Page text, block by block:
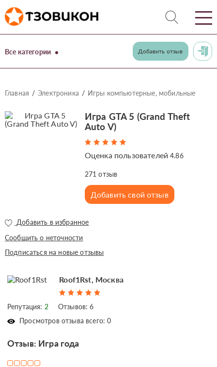
Все категории Добавить отзыв
Главная Электроника Игры компьютерные, мобильные
Игра GTA 5 (Grand Theft
Auto V)
Оценка пользователей4.86
271 отзыв
Добавить свой отзыв
Добавить в избранное
Сообщить о неточности
Подписаться на новые отзывы
Roof1Rst, Москва
Репутация: 2
Отзывов: 6
Просмотров отзыва всего: 0
Отзыв: Игра года